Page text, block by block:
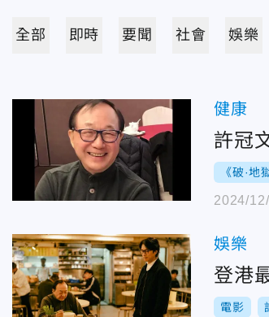
全部 即時 要聞 社會 娛樂
健康
許冠
《破·地
2024/
娛樂
登港
電影